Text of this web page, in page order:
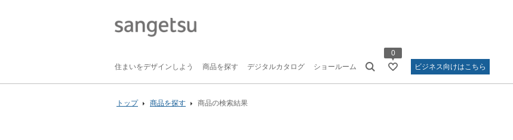
住まいをデザインしよう 商品を探す デジタルカタログ ショールーム
0
ビジネス向けはこちら
トップ 商品を探す 商品の検索結果